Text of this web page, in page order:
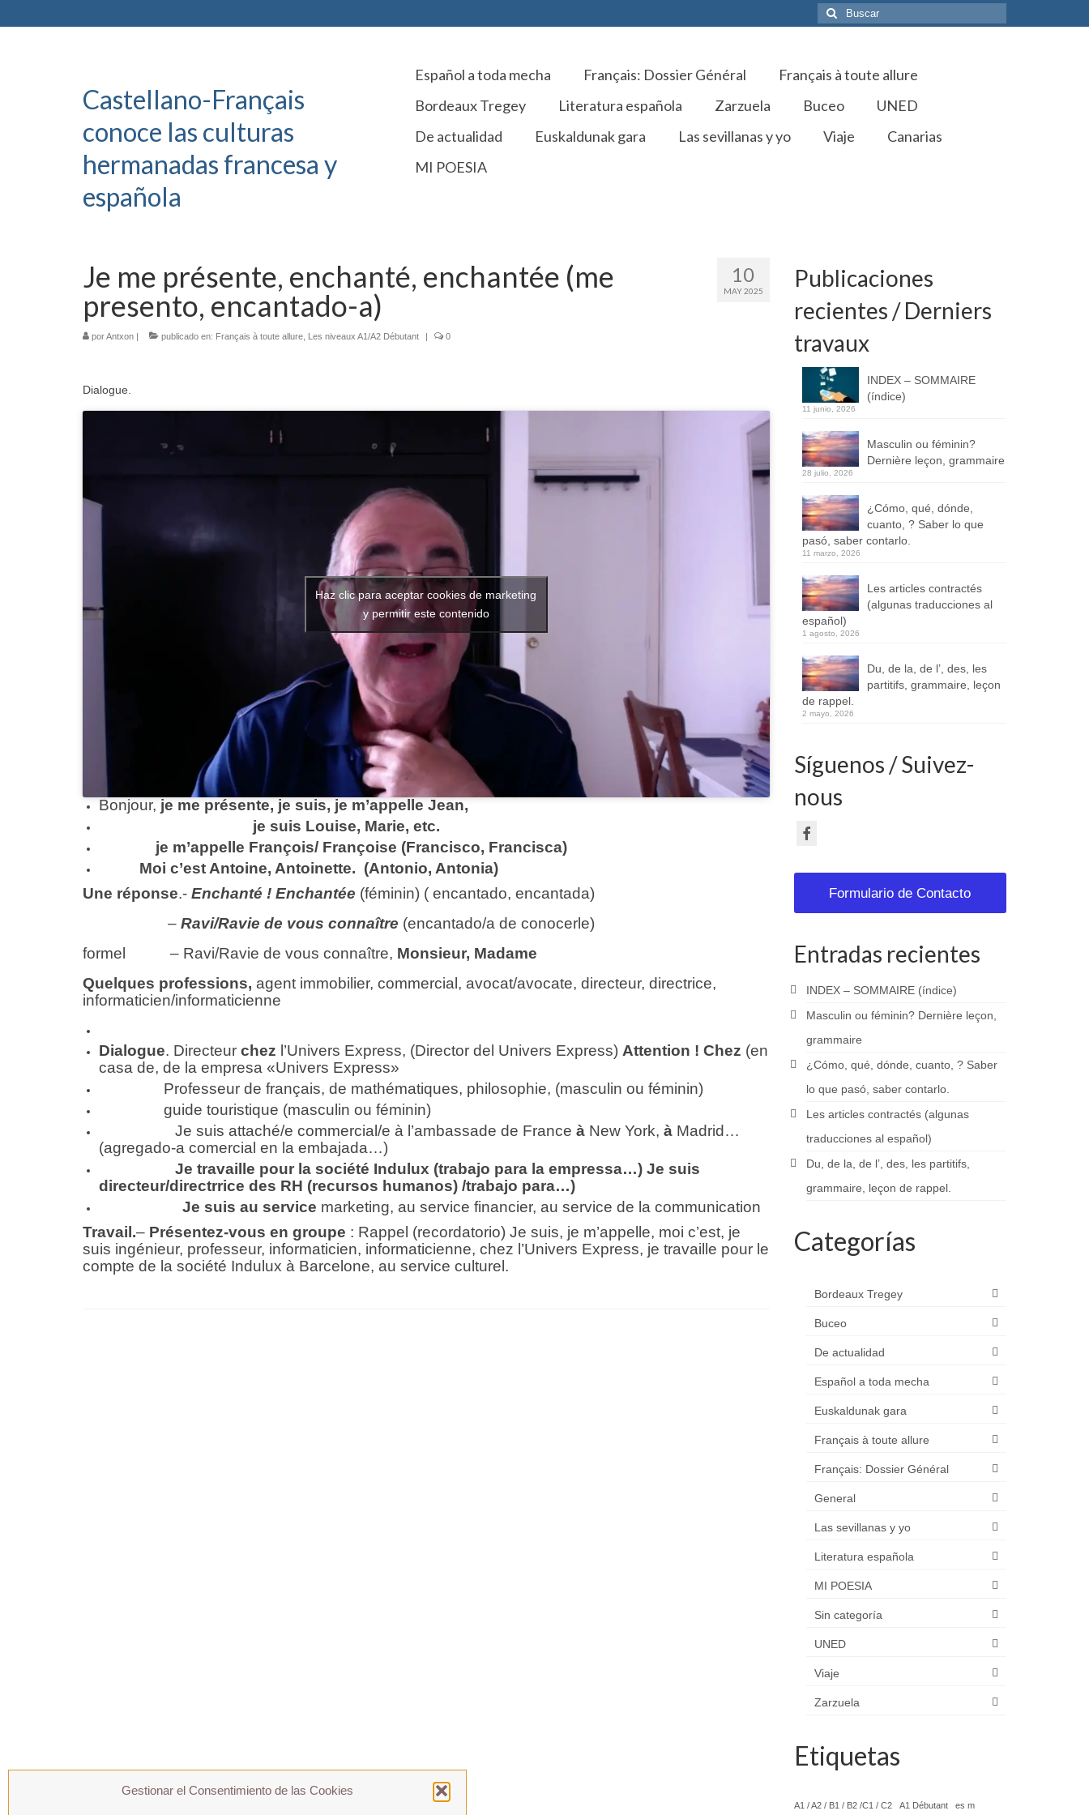
Gestionar el Consentimiento de las Cookies
Buscar
por:
Castellano-Français
conoce las culturas
hermanadas francesa y
española
Español a toda mecha Français: Dossier Général
Français à toute allure
Bordeaux Tregey
Literatura española Zarzuela Buceo
UNED
De actualidad
Euskaldunak gara Las sevillanas y yo Viaje
Canarias
MI POESIA
10
MAY 2025
Je me présente, enchanté, enchantée (me
presento, encantado-a)
porAntxon | publicado en: Français à toute allure Les niveaux A1/A2 Débutant | 0
Dialogue.
Haz clic para aceptar cookies de marketing
y permitir este contenido
Bonjour, je me présente, je suis, je m’appelle Jean,
je suis Louise, Marie, etc.
je m’appelle François/ Françoise (Francisco, Francisca)
Moi c’est Antoine, Antoinette. (Antonio, Antonia)
Une réponse.- Enchanté ! Enchantée (féminin) ( encantado, encantada)
– Ravi/Ravie de vous connaître (encantado/a de conocerle)
formel – Ravi/Ravie de vous connaître, Monsieur, Madame
Quelques professions, agent immobilier, commercial, avocat/avocate, directeur, directrice,
informaticien/informaticienne
Dialogue. Directeur chez l’Univers Express, (Director del Univers Express) Attention ! Chez (en
casa de, de la empresa «Univers Express»
Professeur de français, de mathématiques, philosophie, (masculin ou féminin)
guide touristique (masculin ou féminin)
Je suis attaché/e commercial/e à l’ambassade de France à New York, à Madrid…
(agregado-a comercial en la embajada…)
Je travaille pour la société Indulux (trabajo para la empressa…) Je suis
directeur/directrrice des RH (recursos humanos) /trabajo para…)
Je suis au service marketing, au service financier, au service de la communication
Travail.– Présentez-vous en groupe : Rappel (recordatorio) Je suis, je m’appelle, moi c’est, je
suis ingénieur, professeur, informaticien, informaticienne, chez l’Univers Express, je travaille pour le
compte de la société Indulux à Barcelone, au service culturel.
Publicaciones
recientes / Derniers
travaux
INDEX – SOMMAIRE
(índice)
11 junio, 2026
Masculin ou féminin?
Dernière leçon, grammaire
28 julio, 2026
¿Cómo, qué, dónde,
cuanto, ? Saber lo que
pasó, saber contarlo.
11 marzo, 2026
Les articles contractés
(algunas traducciones al
español)
1 agosto, 2026
Du, de la, de l’, des, les
partitifs, grammaire, leçon
de rappel.
2 mayo, 2026
Síguenos / Suivez-
nous
Formulario de Contacto
Entradas recientes
INDEX – SOMMAIRE (índice)
Masculin ou féminin? Dernière leçon,
grammaire
¿Cómo, qué, dónde, cuanto, ? Saber
lo que pasó, saber contarlo.
Les articles contractés (algunas
traducciones al español)
Du, de la, de l’, des, les partitifs,
grammaire, leçon de rappel.
Categorías
Bordeaux Tregey
Buceo
De actualidad
Español a toda mecha
Euskaldunak gara
Français à toute allure
Français: Dossier Général
General
Las sevillanas y yo
Literatura española
MI POESIA
Sin categoría
UNED
Viaje
Zarzuela
Etiquetas
A1 / A2 / B1 / B2 /C1 / C2 A1 Débutant es m